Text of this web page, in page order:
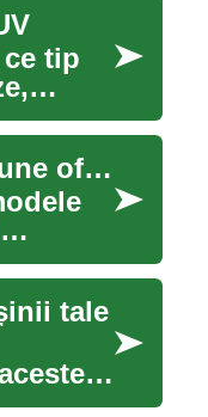
tip
Ghid complet SUV Deals: cum găsești cele mai bune oferte
tale